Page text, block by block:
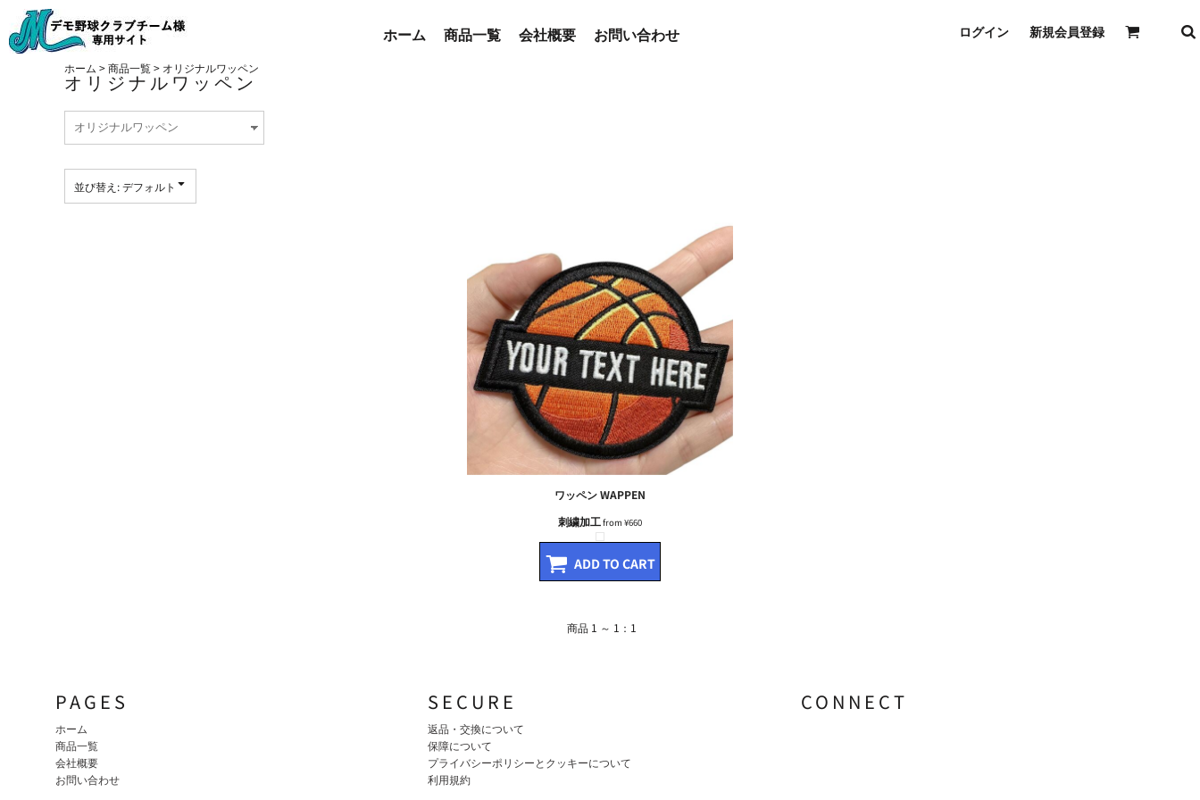
ホーム 商品一覧 会社概要 お問い合わせ ログイン 新規会員登録
ホーム >商品一覧> オリジナルワッペン
オリジナルワッペン
並び替え: デフォルト
ワッペンWAPPEN
刺繍加工from ¥660
ADD TO CART
商品 1 ～ 1：1
PAGES
ホーム
商品一覧
会社概要
お問い合わせ
SECURE
返品・交換について
保障について
プライバシーポリシーとクッキーについて
利用規約
CONNECT
ホーム
商品一覧
会社概要
お問い合わせ
新規会員登録
デフォルト
価格：安い順
価格：高い順